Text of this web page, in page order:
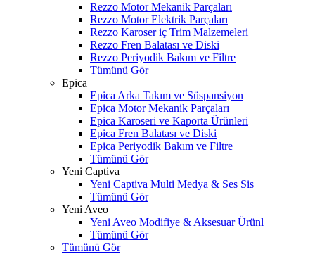
Rezzo Motor Mekanik Parçaları
Rezzo Motor Elektrik Parçaları
Rezzo Karoser iç Trim Malzemeleri
Rezzo Fren Balatası ve Diski
Rezzo Periyodik Bakım ve Filtre
Tümünü Gör
Epica
Epica Arka Takım ve Süspansiyon
Epica Motor Mekanik Parçaları
Epica Karoseri ve Kaporta Ürünleri
Epica Fren Balatası ve Diski
Epica Periyodik Bakım ve Filtre
Tümünü Gör
Yeni Captiva
Yeni Captiva Multi Medya & Ses Sis
Tümünü Gör
Yeni Aveo
Yeni Aveo Modifiye & Aksesuar Ürünl
Tümünü Gör
Tümünü Gör